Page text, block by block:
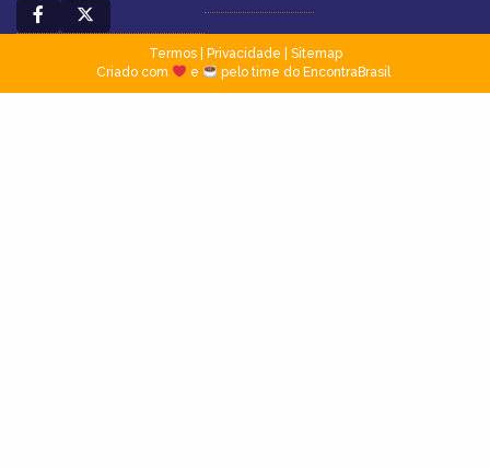
Termos| Privacidade
Sitemap
Criado com
e pelo time do EncontraBrasil